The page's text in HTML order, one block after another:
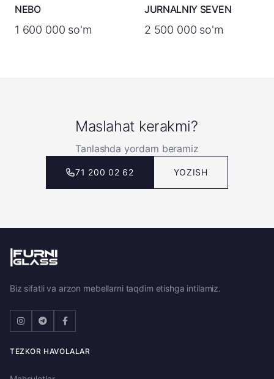
NEBO
1 600 000 so'm
JURNALNIY SEVEN
2 500 000 so'm
Maslahat kerakmi?
Tanlashda yordam beramiz
71 200 02 62 YOZISH
Biz sifatli va arzon mebellarni taqdim etishga intilamiz.
TEZKOR HAVOLALAR